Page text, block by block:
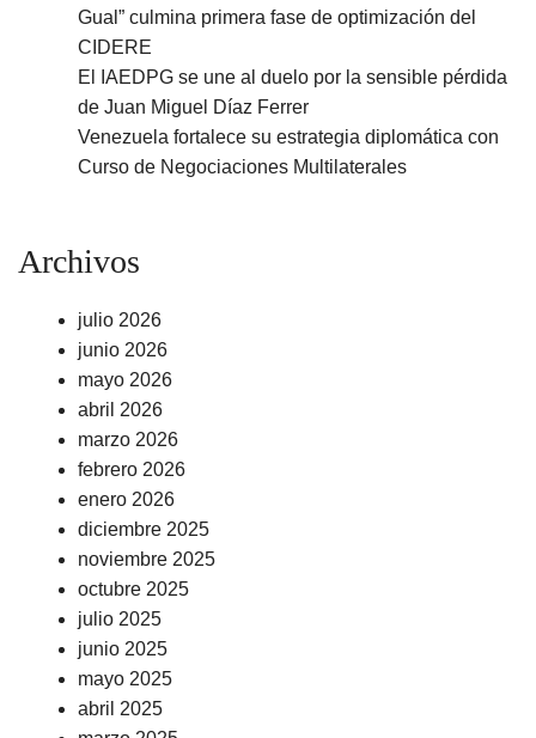
Gual” culmina primera fase de optimización del
CIDERE
El IAEDPG se une al duelo por la sensible pérdida
de Juan Miguel Díaz Ferrer
Venezuela fortalece su estrategia diplomática con
Curso de Negociaciones Multilaterales
Archivos
julio 2026
junio 2026
mayo 2026
abril 2026
marzo 2026
febrero 2026
enero 2026
diciembre 2025
noviembre 2025
octubre 2025
julio 2025
junio 2025
mayo 2025
abril 2025